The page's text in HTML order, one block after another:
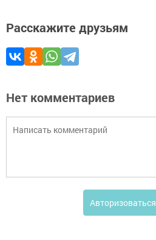
Расскажите друзьям
Нет комментариев
Авторизоваться